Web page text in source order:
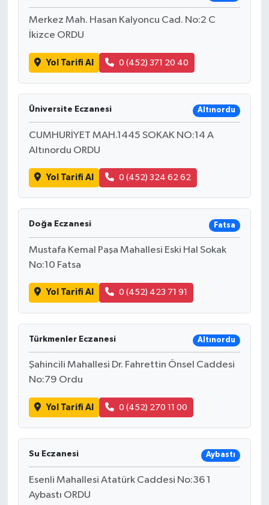
Merkez Mah. Hasan Kalyoncu Cad. No:2 C
İkizce ORDU
Yol Tarifi Al 0 (452) 371 20 40
Üniversite Eczanesi Altınordu
CUMHURİYET MAH.1445 SOKAK NO:14 A
Altınordu ORDU
Yol Tarifi Al 0 (452) 324 62 62
Doğa Eczanesi Fatsa
Mustafa Kemal Paşa Mahallesi Eski Hal Sokak
No:10 Fatsa
Yol Tarifi Al 0 (452) 423 71 91
Türkmenler Eczanesi Altınordu
Şahincili Mahallesi Dr. Fahrettin Önsel Caddesi
No:79 Ordu
Yol Tarifi Al 0 (452) 270 11 00
Su Eczanesi Aybastı
Esenli Mahallesi Atatürk Caddesi No:36 1
Aybastı ORDU